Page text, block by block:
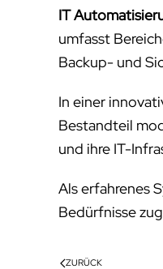
IT
umfasst
Backup- und
In einer
Bestandteil
und ihre IT-
Als erfahrenes
Bedürfnisse
ZURÜCK